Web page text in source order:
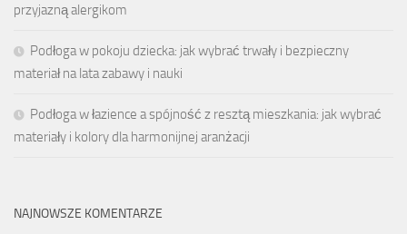
przyjazną alergikom
Podłoga w pokoju dziecka: jak wybrać trwały i bezpieczny
materiał na lata zabawy i nauki
Podłoga w łazience a spójność z resztą mieszkania: jak wybrać
materiały i kolory dla harmonijnej aranżacji
NAJNOWSZE KOMENTARZE